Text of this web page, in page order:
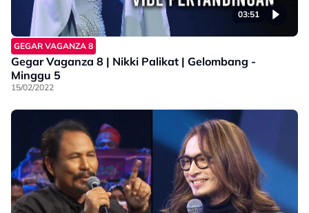
03:51
GEGAR VAGANZA 8
Gegar Vaganza 8 | Nikki Palikat | Gelombang -
Minggu 5
15/02/2022